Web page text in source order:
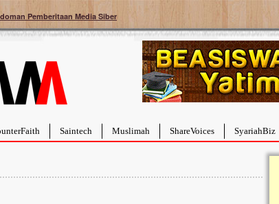
Pemberitaan Media Siber
Saintech Muslimah ShareVoices SyariahBiz